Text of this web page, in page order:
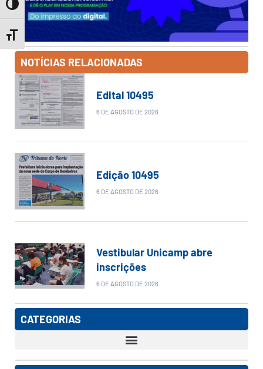
Toggle High Contrast
Toggle Font size
NOTÍCIAS RELACIONADAS
Edital 10495
6 DE AGOSTO DE 2026
Edição 10495
6 DE AGOSTO DE 2026
Vestibular Unicamp abre
inscrições
6 DE AGOSTO DE 2026
CATEGORIAS